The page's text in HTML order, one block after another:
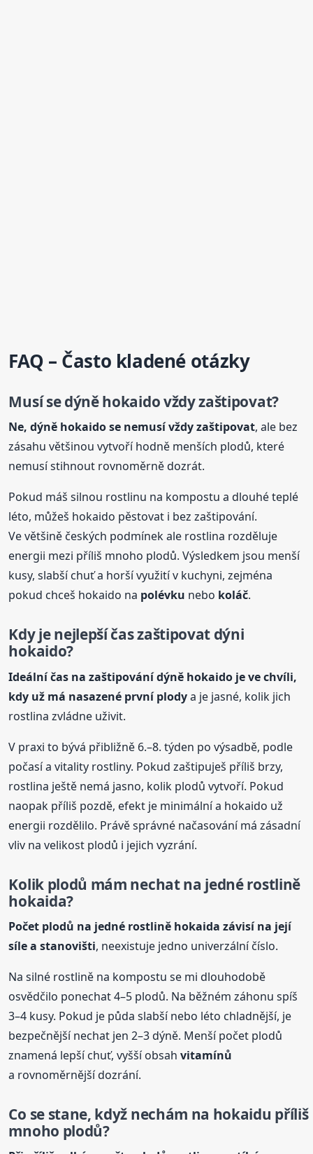
FAQ – Často kladené otázky
Musí se dýně hokaido vždy zaštipovat?
Ne, dýně hokaido se nemusí vždy zaštipovat, ale bez
zásahu většinou vytvoří hodně menších plodů, které
nemusí stihnout rovnoměrně dozrát.
Pokud máš silnou rostlinu na kompostu a dlouhé teplé
léto, můžeš hokaido pěstovat i bez zaštipování.
Ve většině českých podmínek ale rostlina rozděluje
energii mezi příliš mnoho plodů. Výsledkem jsou menší
kusy, slabší chuť a horší využití v kuchyni, zejména
pokud chceš hokaido na polévku nebo koláč.
Kdy je nejlepší čas zaštipovat dýni
hokaido?
Ideální čas na zaštipování dýně hokaido je ve chvíli,
kdy už má nasazené první plodya je jasné, kolik jich
rostlina zvládne uživit.
V praxi to bývá přibližně 6.–8. týden po výsadbě, podle
počasí a vitality rostliny. Pokud zaštipuješ příliš brzy,
rostlina ještě nemá jasno, kolik plodů vytvoří. Pokud
naopak příliš pozdě, efekt je minimální a hokaido už
energii rozdělilo. Právě správné načasování má zásadní
vliv na velikost plodů i jejich vyzrání.
Kolik plodů mám nechat na jedné rostlině
hokaida?
Počet plodů na jedné rostlině hokaida závisí na její
síle a stanovišti, neexistuje jedno univerzální číslo.
Na silné rostlině na kompostu se mi dlouhodobě
osvědčilo ponechat 4–5 plodů. Na běžném záhonu spíš
3–4 kusy. Pokud je půda slabší nebo léto chladnější, je
bezpečnější nechat jen 2–3 dýně. Menší počet plodů
znamená lepší chuť, vyšší obsahvitamínů
a rovnoměrnější dozrání.
Co se stane, když nechám na hokaidu příliš
mnoho plodů?